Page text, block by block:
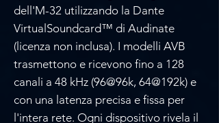
dell'M-32 utilizzando la Dante
VirtualSoundcard™ di Audinate
(licenza non inclusa). I modelli AVB
trasmettono e ricevono fino a 128
canali a 48 kHz (96@96k, 64@192k) e
con una latenza precisa e fissa per
l'intera rete. Ogni dispositivo rivela il